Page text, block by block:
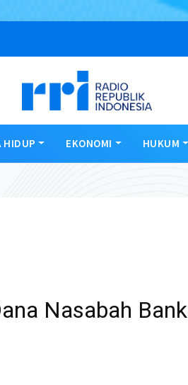
HIDUP EKONOMI HUKUM
Nasabah Bank